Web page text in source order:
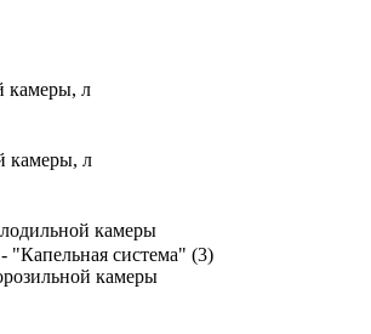
камеры, л
камеры, л
камеры
"Капельная система" (3)
камеры